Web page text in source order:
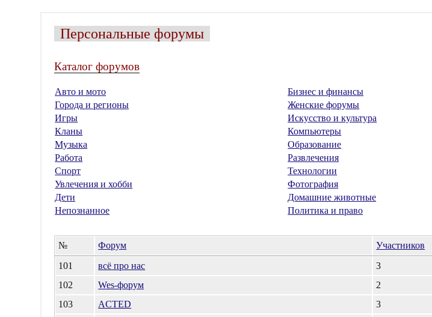
Персональные форумы
Каталог форумов
Авто и мото Бизнес и финансы
Города и регионы
Женские форумы
Игры
Искусство и культура
Кланы
Компьютеры
Музыка
Образование
Работа
Развлечения
Спорт
Технологии
Увлечения и хобби
Фотография
Дети
Домашние животные
Непознанное
Политика и право
№ Форум Участников
101
всё про нас 3
102
Wes-форум 2
103
ACTED 3